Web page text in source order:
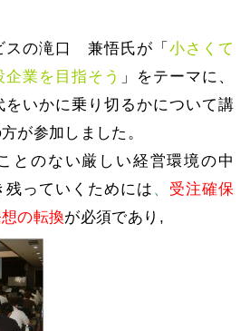
スの滝口 兼悟氏が「小さくて
業を目指そう 」をテーマに、
をいかに乗り切るかについて講
が参加しました。
とのない厳しい経営環境の中
残っていくためには 、 受注確保
の転換が必須であり,